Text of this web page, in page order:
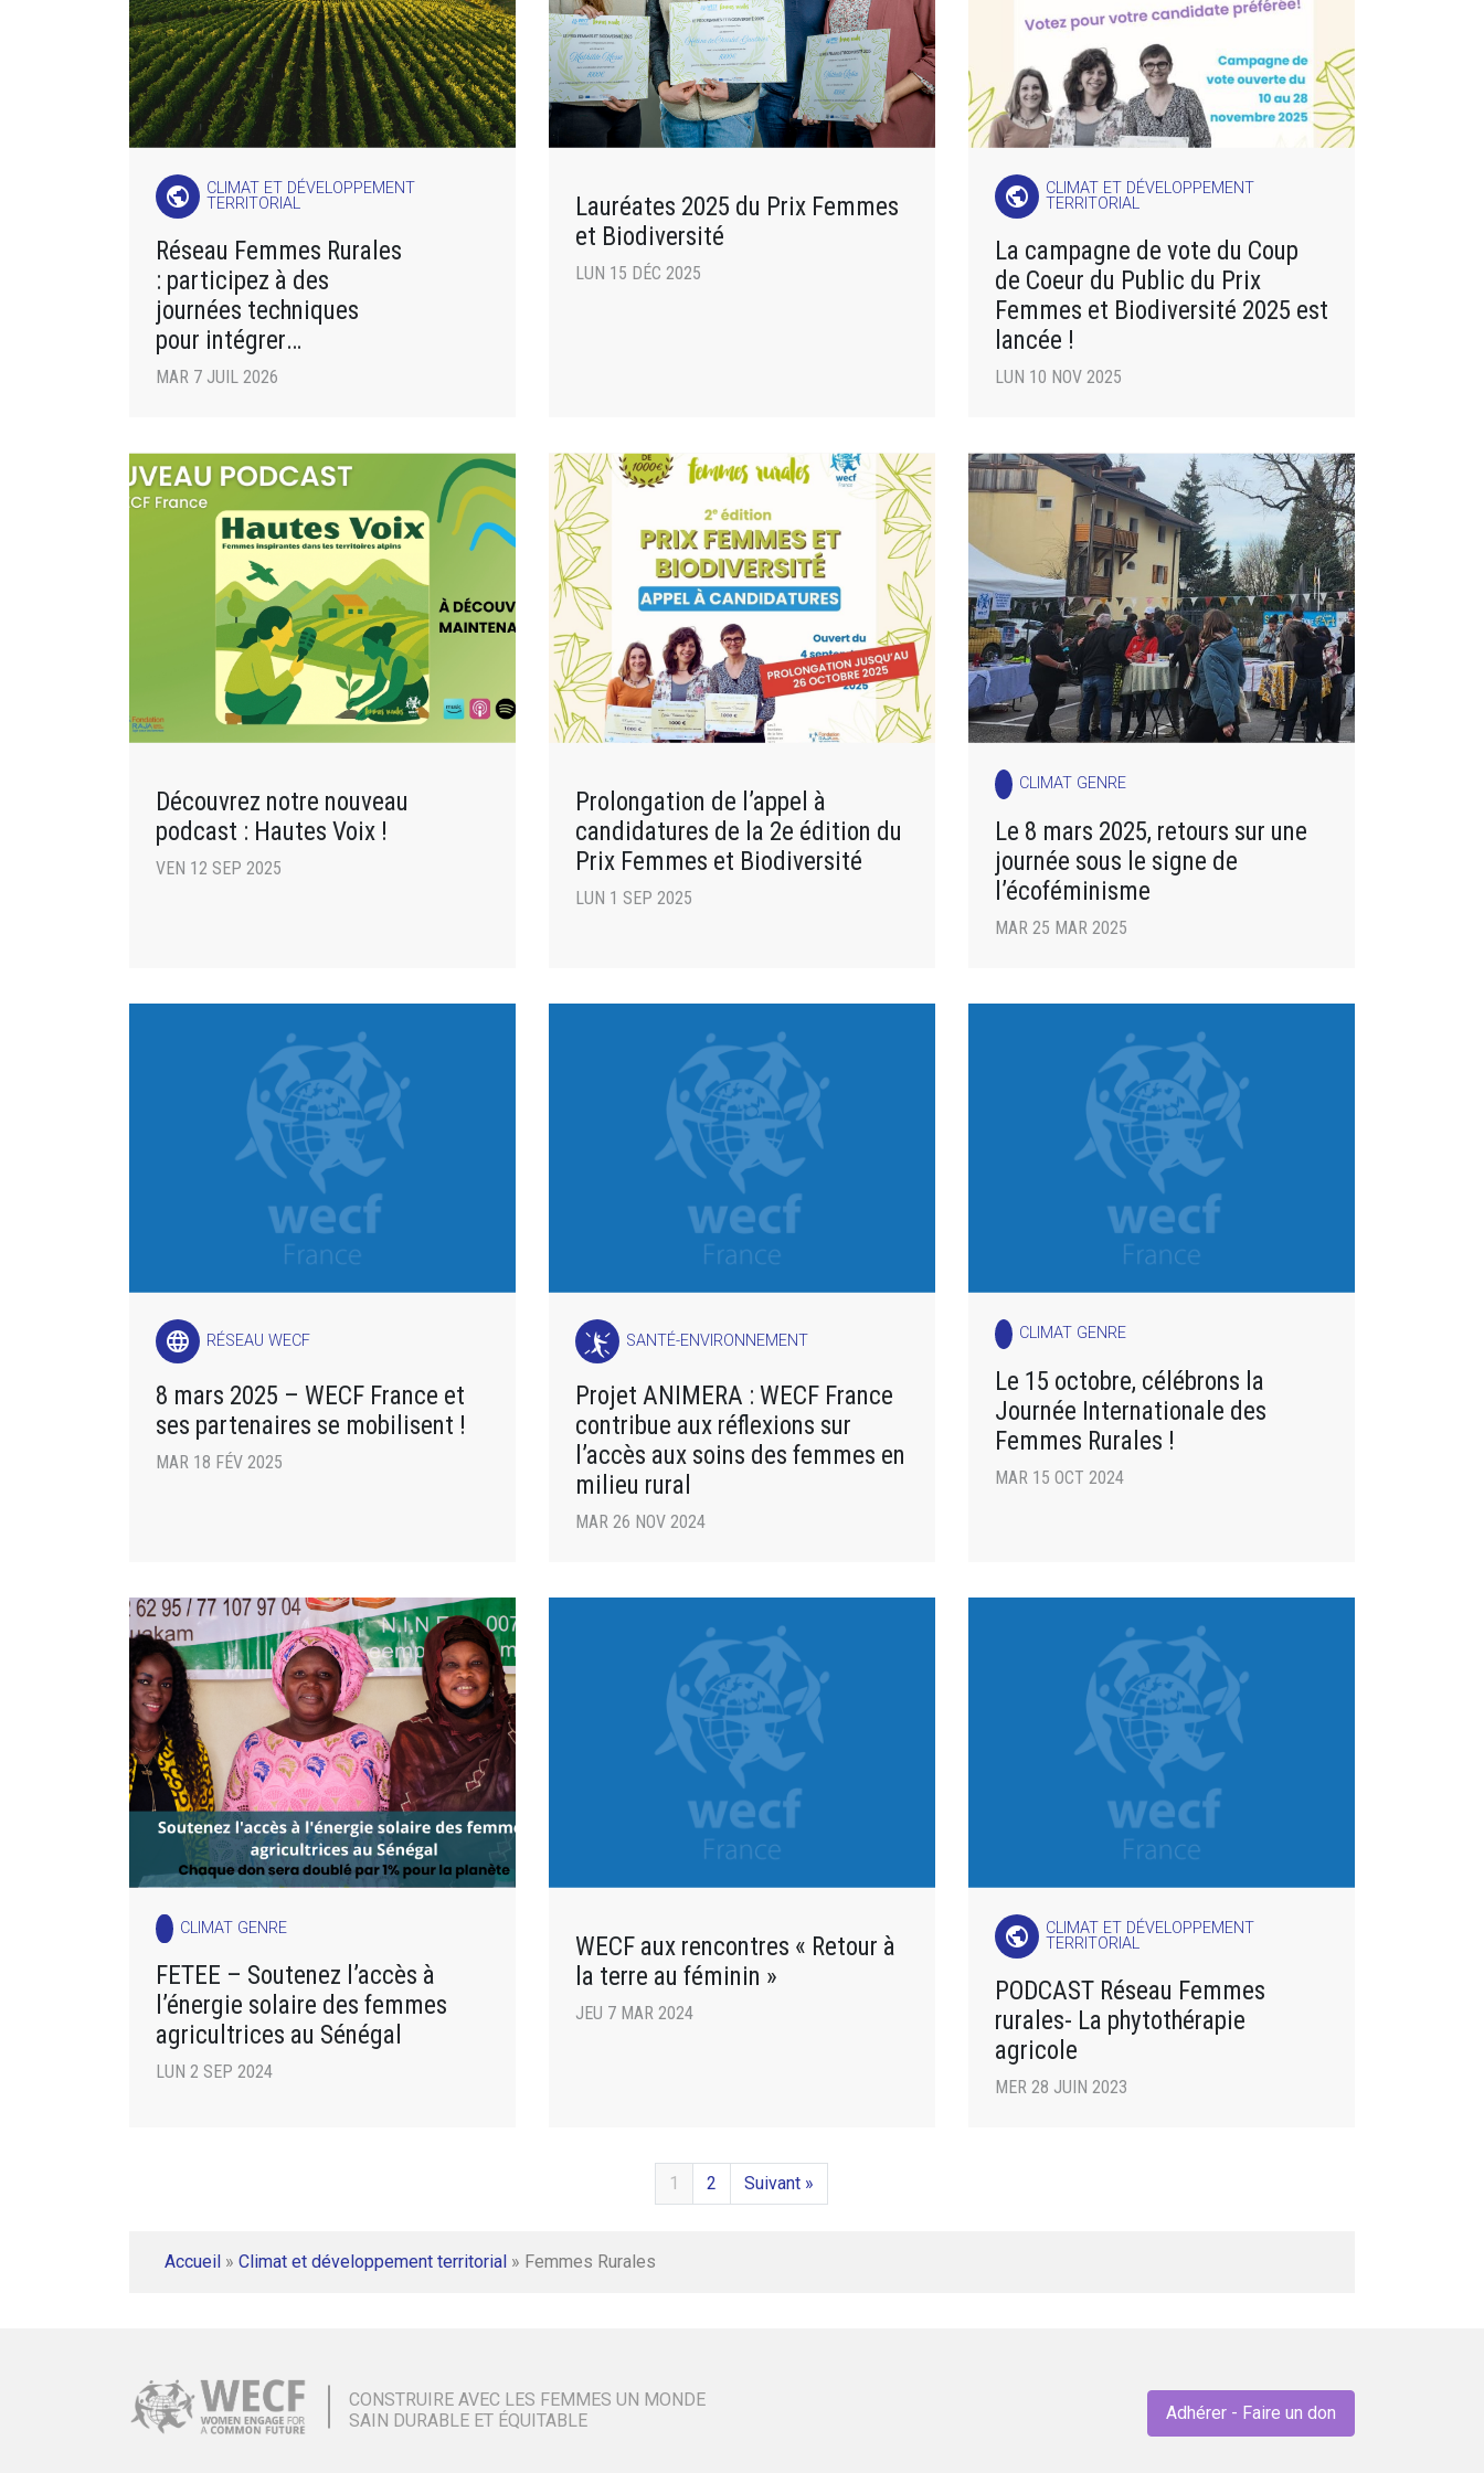
public
CLIMAT ET DÉVELOPPEMENT
TERRITORIAL
Réseau Femmes Rurales
: participez à des
journées techniques
pour intégrer
des pratiques agricoles
MAR 7 JUIL 2026
Lauréates 2025 du Prix Femmes
et Biodiversité
LUN 15 DÉC 2025
public
CLIMAT ET DÉVELOPPEMENT
TERRITORIAL
La campagne de vote du Coup
de Coeur du Public du Prix
Femmes et Biodiversité 2025 est
lancée !
LUN 10 NOV 2025
Découvrez notre nouveau
podcast : Hautes Voix !
VEN 12 SEP 2025
Prolongation de l’appel à
candidatures de la 2e édition du
Prix Femmes et Biodiversité
LUN 1 SEP 2025
CLIMAT GENRE
Le 8 mars 2025, retours sur une
journée sous le signe de
l’écoféminisme
MAR 25 MAR 2025
language RÉSEAU WECF
8 mars 2025 – WECF France et
ses partenaires se mobilisent !
MAR 18 FÉV 2025
SANTÉ-ENVIRONNEMENT
Projet ANIMERA : WECF France
contribue aux réflexions sur
l’accès aux soins des femmes en
milieu rural
MAR 26 NOV 2024
CLIMAT GENRE
Le 15 octobre, célébrons la
Journée Internationale des
Femmes Rurales !
MAR 15 OCT 2024
CLIMAT GENRE
FETEE – Soutenez l’accès à
l’énergie solaire des femmes
agricultrices au Sénégal
LUN 2 SEP 2024
WECF aux rencontres « Retour à
la terre au féminin »
JEU 7 MAR 2024
public
CLIMAT ET DÉVELOPPEMENT
TERRITORIAL
PODCAST Réseau Femmes
rurales- La phytothérapie
agricole
MER 28 JUIN 2023
1 2 Suivant »
Accueil » Climat et développement territorial » Femmes Rurales
CONSTRUIRE AVEC LES FEMMES UN MONDE
SAIN DURABLE ET ÉQUITABLE
Adhérer - Faire un don